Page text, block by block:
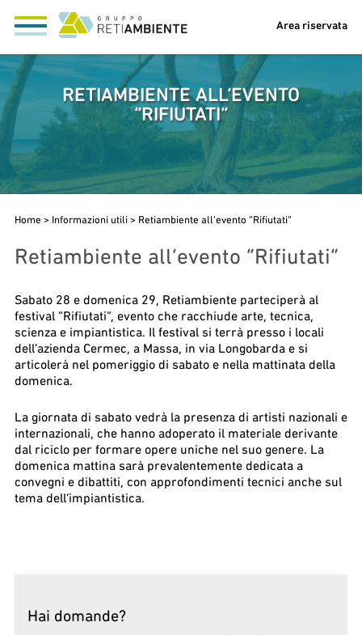
Area riservata
RETIAMBIENTE ALL’EVENTO
“RIFIUTATI”
Home > Informazioni utili> Retiambiente all’evento “Rifiutati”
Retiambiente all’evento “Rifiutati”
Sabato 28 e domenica 29, Retiambiente parteciperà al
festival “Rifiutati”, evento che racchiude arte, tecnica,
scienza e impiantistica. Il festival si terrà presso i locali
dell’azienda Cermec, a Massa, in via Longobarda e si
articolerà nel pomeriggio di sabato e nella mattinata della
domenica.
La giornata di sabato vedrà la presenza di artisti nazionali e
internazionali, che hanno adoperato il materiale derivante
dal riciclo per formare opere uniche nel suo genere. La
domenica mattina sarà prevalentemente dedicata a
convegni e dibattiti, con approfondimenti tecnici anche sul
tema dell’impiantistica.
Hai domande?